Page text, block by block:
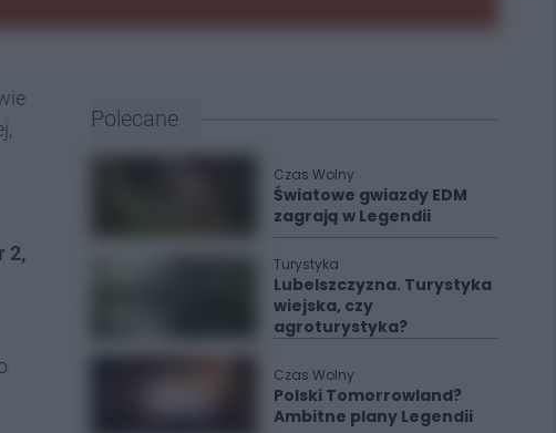
2,
Polecane
Czas Wolny
Światowe gwiazdy EDM
zagrają w Legendii
Turystyka
Lubelszczyzna. Turystyka
wiejska, czy
agroturystyka?
Czas Wolny
Polski Tomorrowland?
Ambitne plany Legendii